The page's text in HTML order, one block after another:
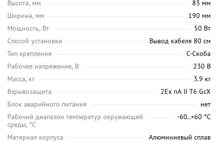
Высота, мм
83 мм
Ширина, мм
190 мм
Мощность, Вт
50 Вт
Способ установки
Вывод кабеля 80 см
Тип крепления
С-Скоба
Рабочее напряжение, В
230 В
Масса, кг
3.9 кг
Взрывозащита
2Ex nA II T6 GcX
Блок аварийного питания
нет
Рабочий диапазон температур окружающей
среды, °C
-60..+60 °С
Материал корпуса
Алюминиевый сплав